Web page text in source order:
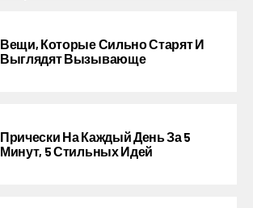
Вещи, Которые Сильно Старят И
Выглядят Вызывающе
Прически На Каждый День За 5
Минут, 5 Стильных Идей